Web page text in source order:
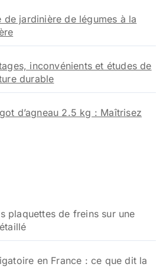
de jardinière de légumes à la
inconvénients et études de
durable
d’agneau 2.5 kg : Maîtrisez
plaquettes de freins sur une
en France : ce que dit la